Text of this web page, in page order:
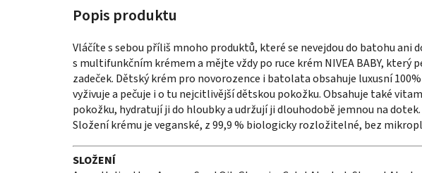
Vláčíte s sebou příliš mnoho produktů, které se nevejdou do batohu ani
s multifunkčním krémem a mějte vždy po ruce krém NIVEABABY, který
zadeček. Dětský krém pro novorozence i batolata obsahuje luxusní
vyživuje a pečuje i o tu nejcitlivější dětskou pokožku. Obsahuje také
pokožku, hydratují ji do hloubky a udržují ji dlouhodobě jemnou na
Složení krému je veganské, z 99,9 % biologicky rozložitelné, bez
SLOŽENÍ